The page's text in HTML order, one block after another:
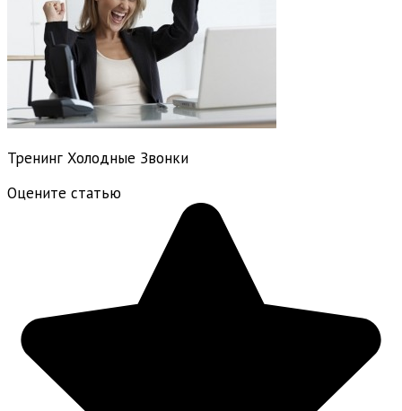
Тренинг Холодные Звонки
Оцените статью